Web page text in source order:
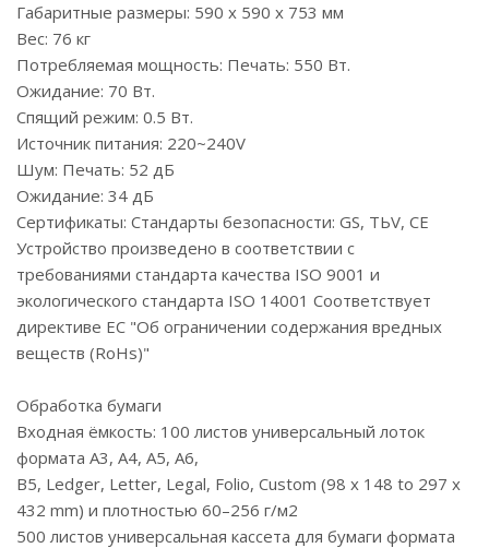
Габаритные размеры: 590 х 590 х 753 мм
Вес: 76 кг
Потребляемая мощность: Печать: 550 Вт.
Ожидание: 70 Вт.
Спящий режим: 0.5 Вт.
Источник питания: 220~240V
Шум: Печать: 52 дБ
Ожидание: 34 дБ
Сертификаты: Стандарты безопасности: GS, TЬV, CE
Устройство произведено в соответствии с
требованиями стандарта качества ISO 9001 и
экологического стандарта ISO 14001 Соответствует
директиве ЕС "Об ограничении содержания вредных
веществ (RoHs)"
Обработка бумаги
Входная ёмкость: 100 листов универсальный лоток
формата A3, A4, A5, A6,
B5, Ledger, Letter, Legal, Folio, Custom (98 x 148 to 297 x
432 mm) и плотностью 60–256 г/м2
500 листов универсальная кассета для бумаги формата